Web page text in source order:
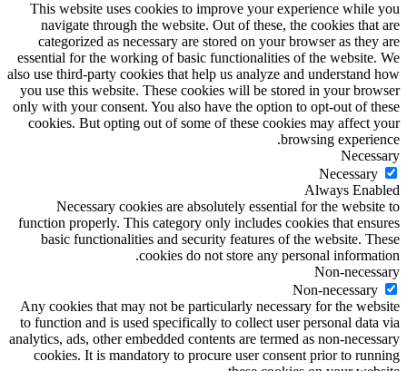
This website uses cookies to improve your experience while you
navigate through the website. Out of these, the cookies that are
categorized as necessary are stored on your browser as they are
essential for the working of basic functionalities of the website. We
also use third-party cookies that help us analyze and understand how
you use this website. These cookies will be stored in your browser
only with your consent. You also have the option to opt-out of these
cookies. But opting out of some of these cookies may affect your
browsing experience.
Necessary
Necessary
Always Enabled
Necessary cookies are absolutely essential for the website to
function properly. This category only includes cookies that ensures
basic functionalities and security features of the website. These
cookies do not store any personal information.
Non-necessary
Non-necessary
Any cookies that may not be particularly necessary for the website
to function and is used specifically to collect user personal data via
analytics, ads, other embedded contents are termed as non-necessary
cookies. It is mandatory to procure user consent prior to running